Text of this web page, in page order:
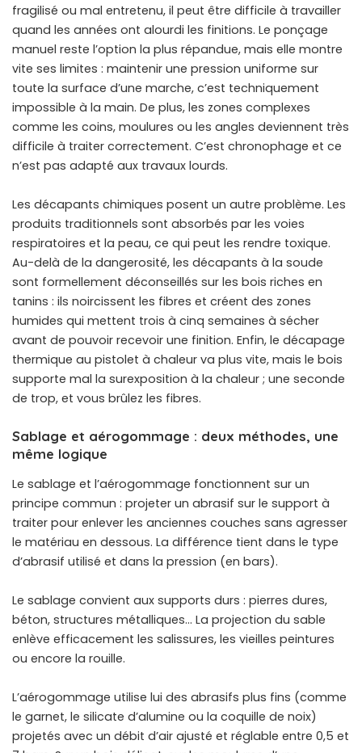
fragilisé ou mal entretenu, il peut être difficile à travailler
quand les années ont alourdi les finitions. Le ponçage
manuel reste l’option la plus répandue, mais elle montre
vite ses limites : maintenir une pression uniforme sur
toute la surface d’une marche, c’est techniquement
impossible à la main. De plus, les zones complexes
comme les coins, moulures ou les angles deviennent très
difficile à traiter correctement. C’est chronophage et ce
n’est pas adapté aux travaux lourds.
Les décapants chimiques posent un autre problème. Les
produits traditionnels sont absorbés par les voies
respiratoires et la peau, ce qui peut les rendre toxique.
Au-delà de la dangerosité, les décapants à la soude
sont formellement déconseillés sur les bois riches en
tanins : ils noircissent les fibres et créent des zones
humides qui mettent trois à cinq semaines à sécher
avant de pouvoir recevoir une finition. Enfin, le décapage
thermique au pistolet à chaleur va plus vite, mais le bois
supporte mal la surexposition à la chaleur ; une seconde
de trop, et vous brûlez les fibres.
Sablage et aérogommage : deux méthodes, une
même logique
Le sablage et l’aérogommage fonctionnent sur un
principe commun : projeter un abrasif sur le support à
traiter pour enlever les anciennes couches sans agresser
le matériau en dessous. La différence tient dans le type
d’abrasif utilisé et dans la pression (en bars).
Le sablage convient aux supports durs : pierres dures,
béton, structures métalliques… La projection du sable
enlève efficacement les salissures, les vieilles peintures
ou encore la rouille.
L’aérogommage utilise lui des abrasifs plus fins (comme
le garnet, le silicate d’alumine ou la coquille de noix)
projetés avec un débit d’air ajusté et réglable entre 0,5 et